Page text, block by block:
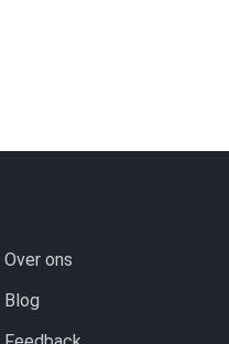
Over ons
Blog